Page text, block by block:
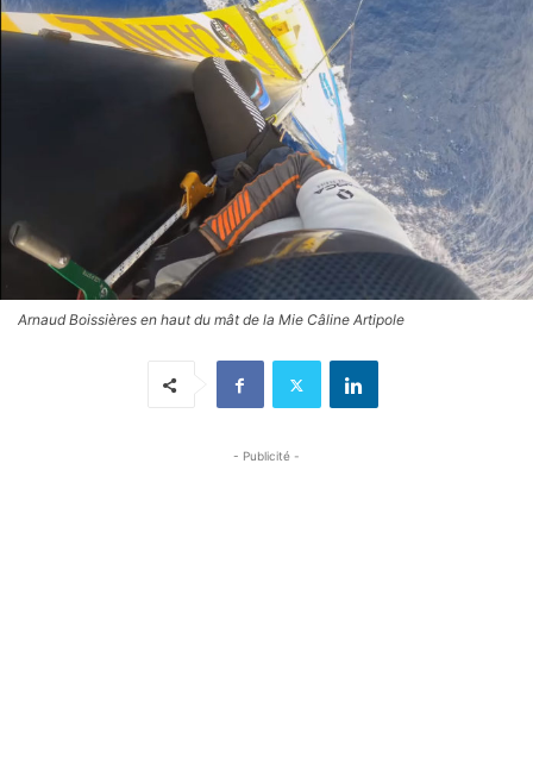
Arnaud Boissières en haut du mât de la Mie Câline Artipole
- Publicité -